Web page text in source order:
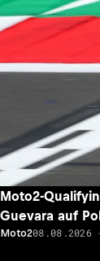
Moto2-
Guevara auf
Moto208.08.2026